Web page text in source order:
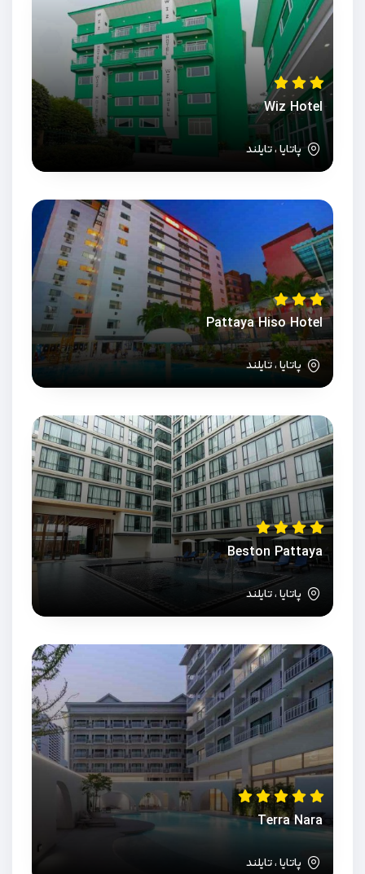
Wiz Hotel
پاتایا ، تایلند
Pattaya Hiso Hotel
پاتایا ، تایلند
Beston Pattaya
پاتایا ، تایلند
Terra Nara
پاتایا ، تایلند